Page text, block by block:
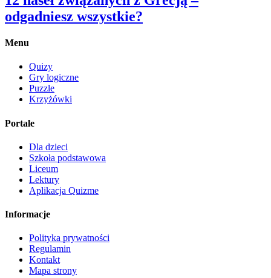
odgadniesz wszystkie?
Menu
Quizy
Gry logiczne
Puzzle
Krzyżówki
Portale
Dla dzieci
Szkoła podstawowa
Liceum
Lektury
Aplikacja Quizme
Informacje
Polityka prywatności
Regulamin
Kontakt
Mapa strony